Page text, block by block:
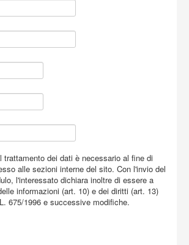
trattamento dei dati è necessario al fine di
alle sezioni interne del sito. Con l'invio del
l'interessato dichiara inoltre di essere a
informazioni (art. 10) e dei diritti (art. 13)
675/1996 e successive modifiche.